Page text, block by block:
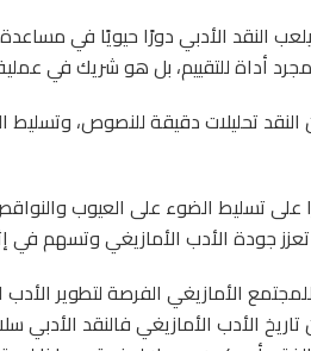
النقد الأدبي دورًا حيويًا في
أداة للتقييم، بل هو شريك في عملية
تحليلات دقيقة للنصوص، وتسليط
تسليط الضوء على العيوب
جودة الأدب الأمازيغي وتسهم في
للمجتمع الأمازيغي الفرصة لتطوير
تاريخ الأدب الأمازيغي فالنقد